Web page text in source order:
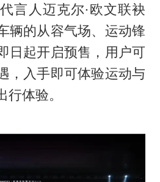
言人迈克尔·欧文联袂
辆的从容气场、运动锋
日起开启预售，用户可
，入手即可体验运动与
体验。